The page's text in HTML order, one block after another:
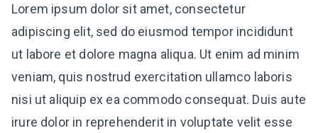
Lorem ipsum dolor sit amet, consectetur
adipiscing elit, sed do eiusmod tempor incididunt
ut labore et dolore magna aliqua. Ut enim ad minim
veniam, quis nostrud exercitation ullamco laboris
nisi ut aliquip ex ea commodo consequat. Duis aute
irure dolor in reprehenderit in voluptate velit esse